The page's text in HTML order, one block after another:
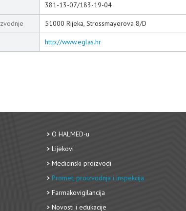
381-13-07/183-19-04
51000 Rijeka, Strossmayerova 8/D
http://www.eglas.hr
O HALMED-u
Lijekovi
Medicinski proizvodi
Promet, proizvodnja i inspekcija
Farmakovigilancija
Novosti i edukacije